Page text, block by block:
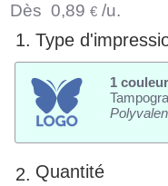
Dès0,89 € /u.
1. Type
1 couleur
2. Quantité